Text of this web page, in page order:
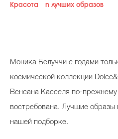
Снимает и тестирует редакция
Косметичка профи
Вопрос эксперту
Красота n лучших образов
М оника Белуччи с годами
космической коллекции
Венсана Касселя по-
востребована. Лучшие образы
нашей подборке.